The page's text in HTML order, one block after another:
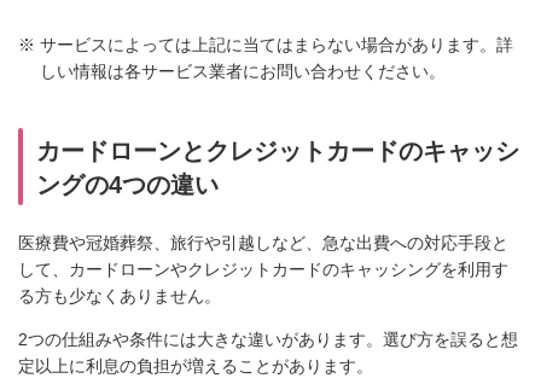
※ サービスによっては上記に当てはまらない場合があります。詳
しい情報は各サービス業者にお問い合わせください。
カードローンとクレジットカードのキャッシ
ングの4つの違い
医療費や冠婚葬祭、旅行や引越しなど、急な出費への対応手段と
して、カードローンやクレジットカードのキャッシングを利用す
る方も少なくありません。
2つの仕組みや条件には大きな違いがあります。選び方を誤ると想
定以上に利息の負担が増えることがあります。